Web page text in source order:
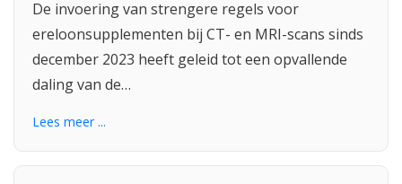
De invoering van strengere regels voor
ereloonsupplementen bij CT- en MRI-scans sinds
december 2023 heeft geleid tot een opvallende
daling van de…
Lees meer ...